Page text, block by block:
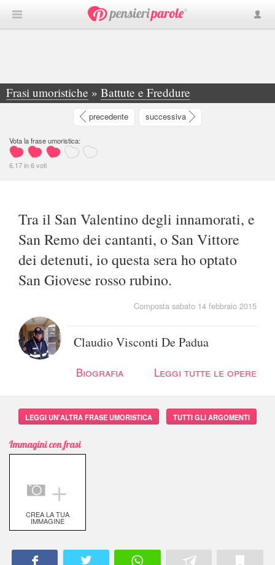
Frasi umoristiche » Battute e Freddure
»Tra il San Valentino degli innamorati, e San... - Claudio Visconti De Padua
precedente successiva
Vota la frase umoristica:
6.17in6voti
Tra il San Valentino degli innamorati, e
San Remo dei cantanti, o San Vittore
dei detenuti, io questa sera ho optato
San Giovese rosso rubino.
Composta sabato 14 febbraio 2015
Claudio Visconti De Padua
Biografia Leggi tutte le opere
LEGGI UN'ALTRA FRASE UMORISTICA TUTTI GLI ARGOMENTI
Immagini con frasi
＋
CREA LA TUA
IMMAGINE